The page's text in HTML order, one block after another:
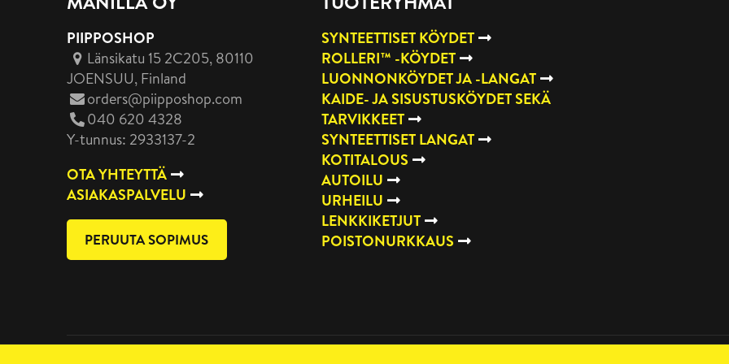
PIIPPOSHOP
Länsikatu 15 2C205, 80110
JOENSUU, Finland
orders@piipposhop.com
040 620 4328
Y-tunnus: 2933137-2
OTA YHTEYTTÄ
ASIAKASPALVELU
PERUUTA SOPIMUS
SYNTEETTISET KÖYDET
ROLLERI™ -KÖYDET
LUONNONKÖYDET JA -LANGAT
KAIDE- JA SISUSTUSKÖYDET SEKÄ
TARVIKKEET
SYNTEETTISET LANGAT
KOTITALOUS
AUTOILU
URHEILU
LENKKIKETJUT
POISTONURKKAUS